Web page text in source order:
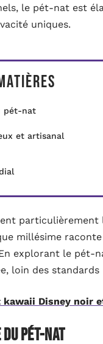
le pét-nat est
uniques.
pét-nat
et artisanal
particulièrement
millésime
explorant le pét-
loin des
kawaii Disney noir
pét-nat